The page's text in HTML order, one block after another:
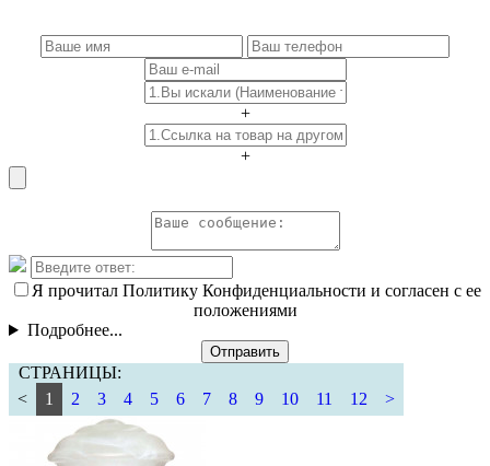
+
+
Я прочитал Политику Конфиденциальности и согласен с ее
положениями
Подробнее...
Отправить
СТРАНИЦЫ:
<
1 2 3 4 5 6 7 8 9 10 11 12 >